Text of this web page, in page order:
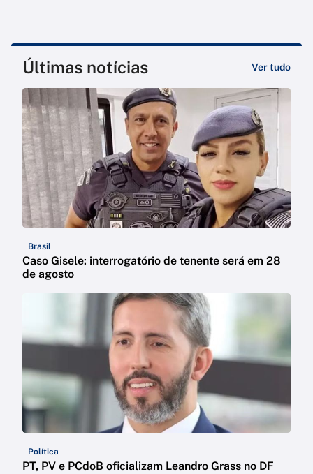
Últimas notícias Ver tudo
Brasil
Caso Gisele: interrogatório de tenente será em 28
de agosto
Política
PT, PV e PCdoB oficializam Leandro Grass no DF